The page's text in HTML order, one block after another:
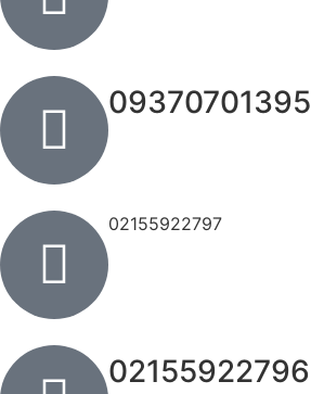
09370701395
02155922797
02155922796